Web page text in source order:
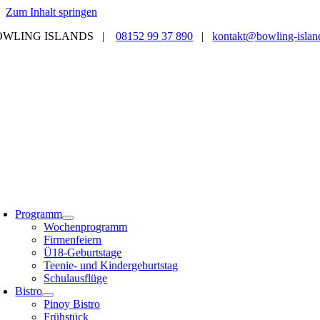
Zum Inhalt springen
ISLANDS |08152 99 37 890 |kontakt@bowling-
Programm
Wochenprogramm
Firmenfeiern
Ü18-Geburtstage
Teenie- und Kindergeburtstag
Schulausflüge
Bistro
Pinoy Bistro
Frühstück